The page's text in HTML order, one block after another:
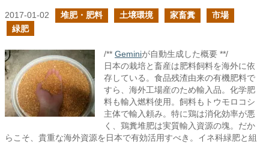
2017-01-02 堆肥・肥料 土壌環境 家畜糞
市場
緑肥
/** Geminiが自動生成した概要 **/
日本の栽培と畜産は肥料飼料を海外に依
存している。食品残渣由来の有機肥料で
すら、海外工場産のため輸入品。化学肥
料も輸入燃料使用。飼料もトウモロコシ
主体で輸入頼み。特に鶏は消化効率が悪
く、鶏糞堆肥は実質輸入資源の塊。だか
らこそ、貴重な海外資源を日本で有効活用すべき。イネ科緑肥と組